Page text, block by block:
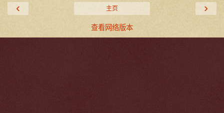
‹ ›
主页
查看网络版本